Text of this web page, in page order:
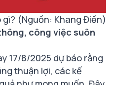
gì? (Nguồn: Khang Điền)
công việc suôn
17/8/2025 dự báo rằng
thuận lợi, các kế